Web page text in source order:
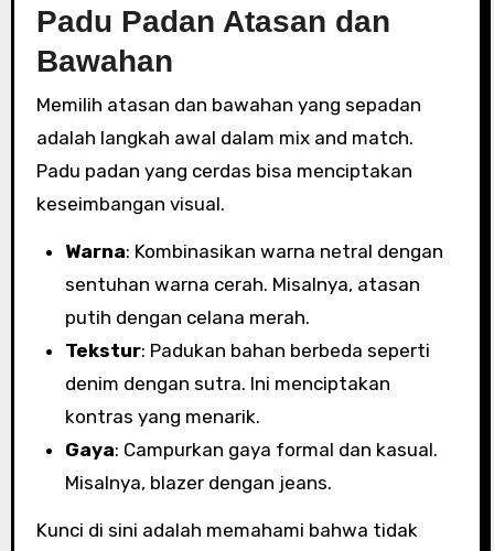
Padu Padan Atasan dan
Bawahan
Memilih atasan dan bawahan yang sepadan
adalah langkah awal dalam mix and match.
Padu padan yang cerdas bisa menciptakan
keseimbangan visual.
Warna: Kombinasikan warna netral dengan
sentuhan warna cerah. Misalnya, atasan
putih dengan celana merah.
Tekstur: Padukan bahan berbeda seperti
denim dengan sutra. Ini menciptakan
kontras yang menarik.
Gaya: Campurkan gaya formal dan kasual.
Misalnya, blazer dengan jeans.
Kunci di sini adalah memahami bahwa tidak